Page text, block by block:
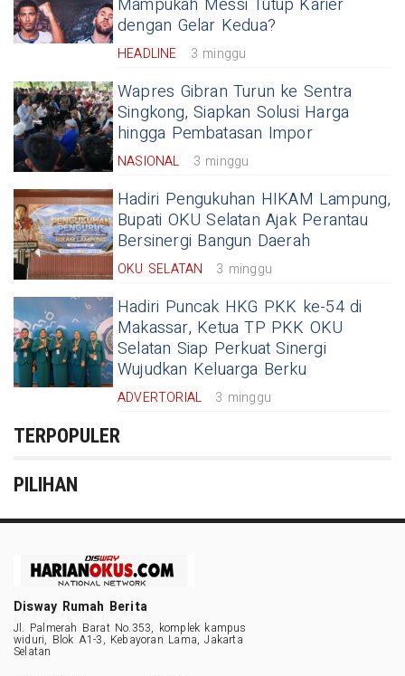
dengan Gelar Kedua?
HEADLINE 3 minggu
Wapres Gibran Turun ke Sentra
Singkong, Siapkan Solusi Harga
hingga Pembatasan Impor
NASIONAL 3 minggu
Hadiri Pengukuhan HIKAM Lampung,
Bupati OKU Selatan Ajak Perantau
Bersinergi Bangun Daerah
OKU SELATAN 3 minggu
Hadiri Puncak HKG PKK ke-54 di
Makassar, Ketua TP PKK OKU
Selatan Siap Perkuat Sinergi
Wujudkan Keluarga Berku
ADVERTORIAL 3 minggu
TERPOPULER
PILIHAN
Disway Rumah Berita
Jl. Palmerah Barat No.353, komplek kampus
widuri, Blok A1-3, Kebayoran Lama, Jakarta
Selatan